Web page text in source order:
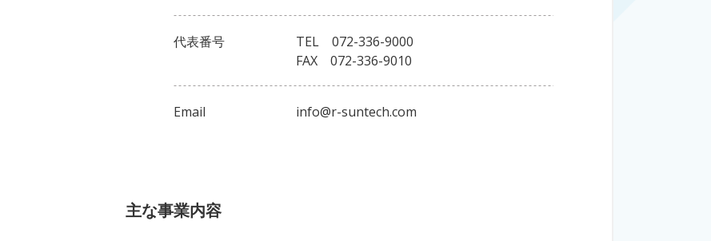
代表番号
TEL 072-336-9000
FAX 072-336-9010
Email info@r-suntech.com
主な事業内容